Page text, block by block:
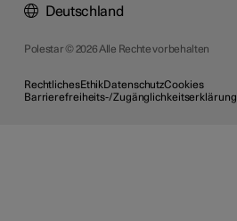
Polestar © 2026 Alle Rechte vorbehalten
RechtlichesEthikDatenschutzCookies
Barrierefreiheits-/Zugänglichkeitserklärung
Deutschland